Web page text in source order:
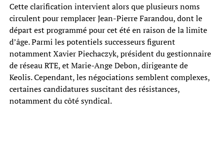
Cette clarification intervient alors que plusieurs noms
circulent pour remplacer Jean-Pierre Farandou, dont le
départ est programmé pour cet été en raison de la limite
d’âge. Parmi les potentiels successeurs figurent
notamment Xavier Piechaczyk, président du gestionnaire
de réseau RTE, et Marie-Ange Debon, dirigeante de
Keolis. Cependant, les négociations semblent complexes,
certaines candidatures suscitant des résistances,
notamment du côté syndical.